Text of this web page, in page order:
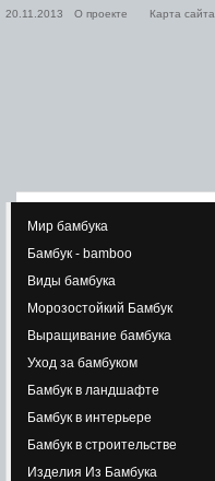
20.11.2013 О проекте Карта сайта
Мир бамбука
Бамбук - bamboo
Виды бамбука
Морозостойкий Бамбук
Выращивание бамбука
Уход за бамбуком
Бамбук в ландшафте
Бамбук в интерьере
Бамбук в строительстве
Изделия Из Бамбука